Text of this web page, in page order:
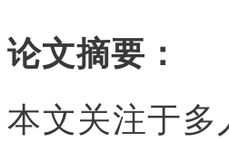
论文摘要：
本文关注于